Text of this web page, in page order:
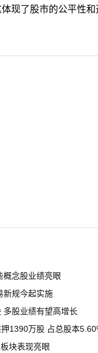
现了股市的公平性
概念股业绩亮眼
新规今起实施
多股业绩有望高增长
1390万股 占总股本
块表现亮眼